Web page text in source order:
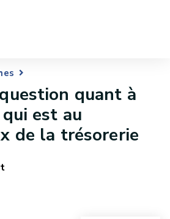
quant à
est au
de la trésorerie